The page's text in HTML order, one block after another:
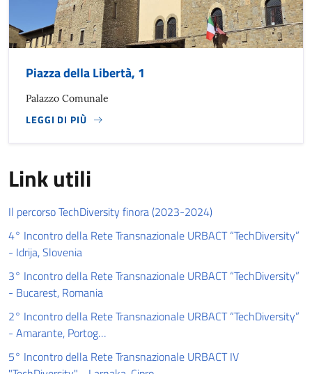
Piazza della Libertà, 1
Palazzo Comunale
LEGGI DI PIÙ
Link utili
link utili
Il percorso TechDiversity finora (2023-2024)
4° Incontro della Rete Transnazionale URBACT “TechDiversity”
- Idrija, Slovenia
3° Incontro della Rete Transnazionale URBACT “TechDiversity”
- Bucarest, Romania
2° Incontro della Rete Transnazionale URBACT “TechDiversity”
- Amarante, Portog…
5° Incontro della Rete Transnazionale URBACT IV